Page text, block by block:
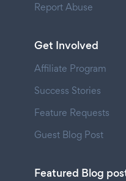
Report Abuse
Get Involved
Affiliate Program
Success Stories
Feature Requests
Guest Blog Post
Featured Blog